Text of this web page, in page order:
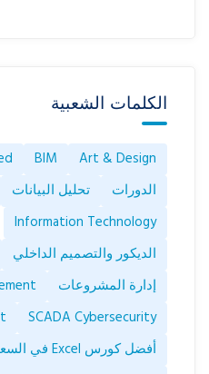
الكلمات الشعبية
Art & Design
BIM
الدورات
تحليل البيانات
Information Technology
الديكور والتصميم الداخلي
إدارة المشروعات
SCADA Cybersecurity
أفضل كورس Excel في السعودية